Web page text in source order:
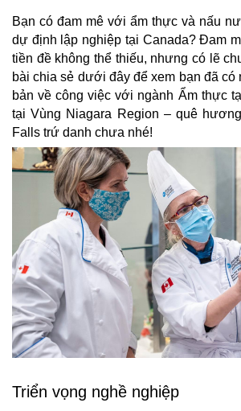
Bạn có đam mê với ẩm thực và nấu
dự định lập nghiệp tại Canada? Đam
tiền đề không thể thiếu, nhưng có lẽ
bài chia sẻ dưới đây để xem bạn đã
bản về công việc với ngành Ẩm thực
tại Vùng Niagara Region – quê
Falls trứ danh chưa nhé!
Triển vọng nghề nghiệp